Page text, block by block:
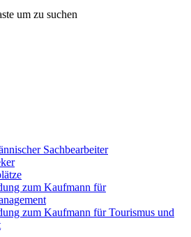
um zu suchen
Sachbearbeiter
zum Kaufmann für
zum Kaufmann für Tourismus und